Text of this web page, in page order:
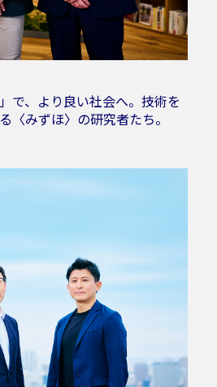
で、より良い社会へ。技術を
〈みずほ〉の研究者たち。